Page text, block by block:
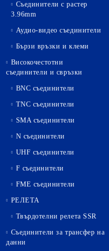
Съединители с растер
3.96mm
Аудио-видео съединители
Бързи връзки и клеми
Високочестотни
съединители и свръзки
BNC съединители
TNC съединители
SMA съединители
N съединители
UHF съединители
F съединители
FME съединители
РЕЛЕТА
Твърдотелни релета SSR
Съединители за трансфер на
данни